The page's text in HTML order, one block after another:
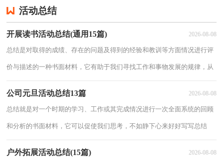
活动总结
开展读书活动总结(通用15篇) 2026-08-08
总结是对取得的成绩、存在的问题及得到的经验和教训等方面情况进行评
价与描述的一种书面材料，它有助于我们寻找工作和事物发展的规律，从
公司元旦活动总结13篇 2026-08-08
总结就是对一个时期的学习、工作或其完成情况进行一次全面系统的回顾
和分析的书面材料，它可以促使我们思考，不如静下心来好好写写总结
户外拓展活动总结(15篇) 2026-08-08